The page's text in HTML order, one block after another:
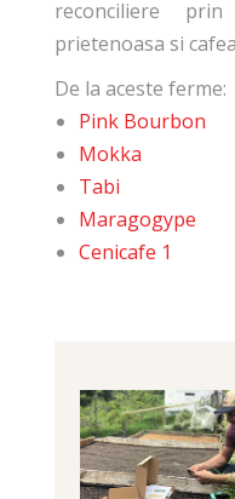
reconciliere
prietenoasa si
De la aceste ferme:
Pink Bourbon
Mokka
Tabi
Maragogype
Cenicafe 1